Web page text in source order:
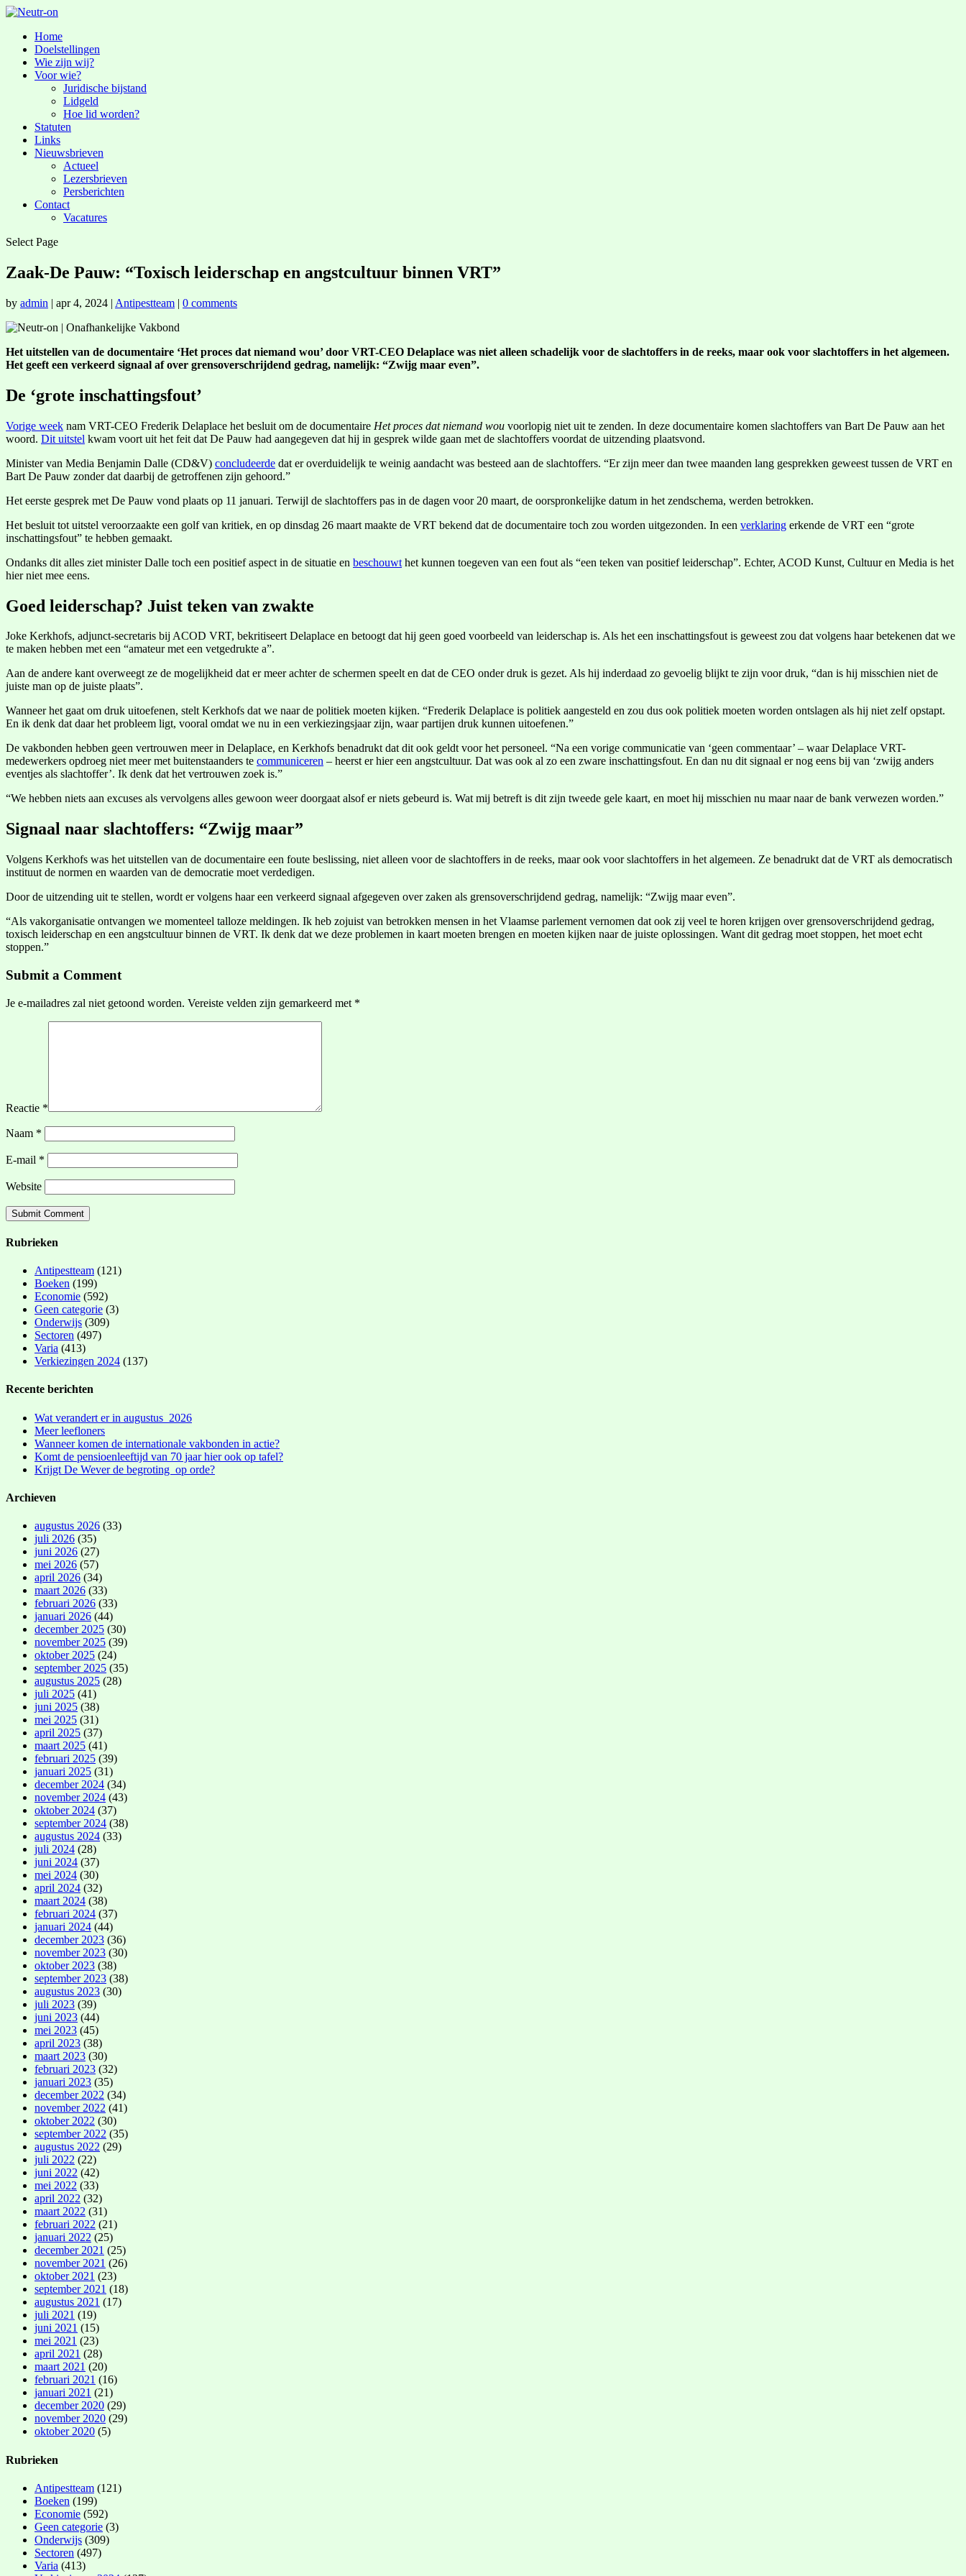
Home
Doelstellingen
Wie zijn wij?
Voor wie?
Juridische bijstand
Lidgeld
Hoe lid worden?
Statuten
Links
Nieuwsbrieven
Actueel
Lezersbrieven
Persberichten
Contact
Vacatures
Select Page
Zaak-De Pauw: “Toxisch leiderschap en angstcultuur binnen VRT”
by admin | apr 4, 2024 | Antipestteam | 0 comments
Het uitstellen van de documentaire ‘Het proces dat niemand wou’ door VRT-CEO Delaplace was niet alleen schadelijk voor de slachtoffers in de reeks, maar ook voor slachtoffers in het algemeen.
Het geeft een verkeerd signaal af over grensoverschrijdend gedrag, namelijk: “Zwijg maar even”.
De ‘grote inschattingsfout’
Vorige week nam VRT-CEO Frederik Delaplace het besluit om de documentaire Het proces dat niemand wou voorlopig niet uit te zenden. In deze documentaire komen slachtoffers van Bart De Pauw aan het
woord. Dit uitstel kwam voort uit het feit dat De Pauw had aangegeven dat hij in gesprek wilde gaan met de slachtoffers voordat de uitzending plaatsvond.
Minister van Media Benjamin Dalle (CD&V) concludeerde dat er overduidelijk te weinig aandacht was besteed aan de slachtoffers. “Er zijn meer dan twee maanden lang gesprekken geweest tussen de VRT en
Bart De Pauw zonder dat daarbij de getroffenen zijn gehoord.”
Het eerste gesprek met De Pauw vond plaats op 11 januari. Terwijl de slachtoffers pas in de dagen voor 20 maart, de oorspronkelijke datum in het zendschema, werden betrokken.
Het besluit tot uitstel veroorzaakte een golf van kritiek, en op dinsdag 26 maart maakte de VRT bekend dat de documentaire toch zou worden uitgezonden. In een verklaring erkende de VRT een “grote
inschattingsfout” te hebben gemaakt.
Ondanks dit alles ziet minister Dalle toch een positief aspect in de situatie en beschouwt het kunnen toegeven van een fout als “een teken van positief leiderschap”. Echter, ACOD Kunst, Cultuur en Media is het
hier niet mee eens.
Goed leiderschap? Juist teken van zwakte
Joke Kerkhofs, adjunct-secretaris bij ACOD VRT, bekritiseert Delaplace en betoogt dat hij geen goed voorbeeld van leiderschap is. Als het een inschattingsfout is geweest zou dat volgens haar betekenen dat we
te maken hebben met een “amateur met een vetgedrukte a”.
Aan de andere kant overweegt ze de mogelijkheid dat er meer achter de schermen speelt en dat de CEO onder druk is gezet. Als hij inderdaad zo gevoelig blijkt te zijn voor druk, “dan is hij misschien niet de
juiste man op de juiste plaats”.
Wanneer het gaat om druk uitoefenen, stelt Kerkhofs dat we naar de politiek moeten kijken. “Frederik Delaplace is politiek aangesteld en zou dus ook politiek moeten worden ontslagen als hij niet zelf opstapt.
En ik denk dat daar het probleem ligt, vooral omdat we nu in een verkiezingsjaar zijn, waar partijen druk kunnen uitoefenen.”
De vakbonden hebben geen vertrouwen meer in Delaplace, en Kerkhofs benadrukt dat dit ook geldt voor het personeel. “Na een vorige communicatie van ‘geen commentaar’ – waar Delaplace VRT-
medewerkers opdroeg niet meer met buitenstaanders te communiceren – heerst er hier een angstcultuur. Dat was ook al zo een zware inschattingsfout. En dan nu dit signaal er nog eens bij van ‘zwijg anders
eventjes als slachtoffer’. Ik denk dat het vertrouwen zoek is.”
“We hebben niets aan excuses als vervolgens alles gewoon weer doorgaat alsof er niets gebeurd is. Wat mij betreft is dit zijn tweede gele kaart, en moet hij misschien nu maar naar de bank verwezen worden.”
Signaal naar slachtoffers: “Zwijg maar”
Volgens Kerkhofs was het uitstellen van de documentaire een foute beslissing, niet alleen voor de slachtoffers in de reeks, maar ook voor slachtoffers in het algemeen. Ze benadrukt dat de VRT als democratisch
instituut de normen en waarden van de democratie moet verdedigen.
Door de uitzending uit te stellen, wordt er volgens haar een verkeerd signaal afgegeven over zaken als grensoverschrijdend gedrag, namelijk: “Zwijg maar even”.
“Als vakorganisatie ontvangen we momenteel talloze meldingen. Ik heb zojuist van betrokken mensen in het Vlaamse parlement vernomen dat ook zij veel te horen krijgen over grensoverschrijdend gedrag,
toxisch leiderschap en een angstcultuur binnen de VRT. Ik denk dat we deze problemen in kaart moeten brengen en moeten kijken naar de juiste oplossingen. Want dit gedrag moet stoppen, het moet echt
stoppen.”
Submit a Comment
Je e-mailadres zal niet getoond worden. Vereiste velden zijn gemarkeerd met *
Reactie *
Naam *
E-mail *
Website
Rubrieken
Antipestteam (121)
Boeken (199)
Economie (592)
Geen categorie (3)
Onderwijs (309)
Sectoren (497)
Varia (413)
Verkiezingen 2024 (137)
Recente berichten
Wat verandert er in augustus 2026
Meer leefloners
Wanneer komen de internationale vakbonden in actie?
Komt de pensioenleeftijd van 70 jaar hier ook op tafel?
Krijgt De Wever de begroting op orde?
Archieven
augustus 2026 (33)
juli 2026 (35)
juni 2026 (27)
mei 2026 (57)
april 2026 (34)
maart 2026 (33)
februari 2026 (33)
januari 2026 (44)
december 2025 (30)
november 2025 (39)
oktober 2025 (24)
september 2025 (35)
augustus 2025 (28)
juli 2025 (41)
juni 2025 (38)
mei 2025 (31)
april 2025 (37)
maart 2025 (41)
februari 2025 (39)
januari 2025 (31)
december 2024 (34)
november 2024 (43)
oktober 2024 (37)
september 2024 (38)
augustus 2024 (33)
juli 2024 (28)
juni 2024 (37)
mei 2024 (30)
april 2024 (32)
maart 2024 (38)
februari 2024 (37)
januari 2024 (44)
december 2023 (36)
november 2023 (30)
oktober 2023 (38)
september 2023 (38)
augustus 2023 (30)
juli 2023 (39)
juni 2023 (44)
mei 2023 (45)
april 2023 (38)
maart 2023 (30)
februari 2023 (32)
januari 2023 (35)
december 2022 (34)
november 2022 (41)
oktober 2022 (30)
september 2022 (35)
augustus 2022 (29)
juli 2022 (22)
juni 2022 (42)
mei 2022 (33)
april 2022 (32)
maart 2022 (31)
februari 2022 (21)
januari 2022 (25)
december 2021 (25)
november 2021 (26)
oktober 2021 (23)
september 2021 (18)
augustus 2021 (17)
juli 2021 (19)
juni 2021 (15)
mei 2021 (23)
april 2021 (28)
maart 2021 (20)
februari 2021 (16)
januari 2021 (21)
december 2020 (29)
november 2020 (29)
oktober 2020 (5)
Rubrieken
Antipestteam (121)
Boeken (199)
Economie (592)
Geen categorie (3)
Onderwijs (309)
Sectoren (497)
Varia (413)